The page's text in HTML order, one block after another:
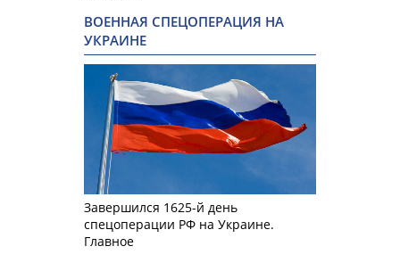
ВОЕННАЯ СПЕЦОПЕРАЦИЯ НА
УКРАИНЕ
Завершился 1625-й день
спецоперации РФ на Украине.
Главное